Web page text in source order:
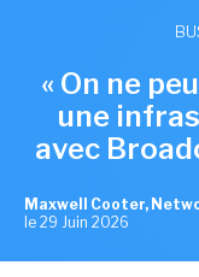
« On ne
une
avec
Maxwell Cooter,
le 29 Juin 2026